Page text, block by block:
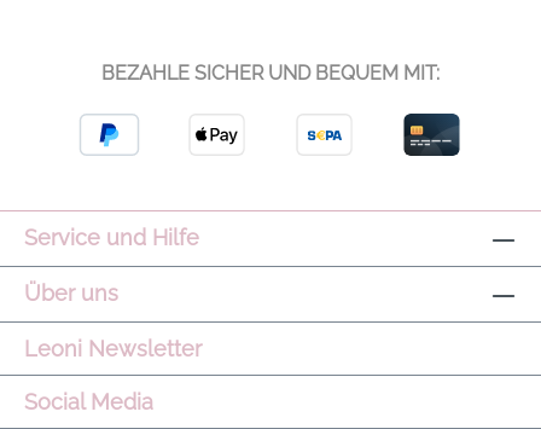
Produkteigenschaften: FreeSoft™ Qualität,
feuchtigkeitsregulierend, atmungsaktiv,
herausnehmbare Cups, kontrastierende
Polyester, 25 % Elastan Pflegehinweis:
im Trockner trocknen, nicht bügeln, an der
Farbabweichungen können aufgrund der
Ausleuchtung des Bildes entstehen.
BEZAHLE SICHER UND BEQUEM MIT:
Service und Hilfe
Über uns
Leoni Newsletter
Social Media